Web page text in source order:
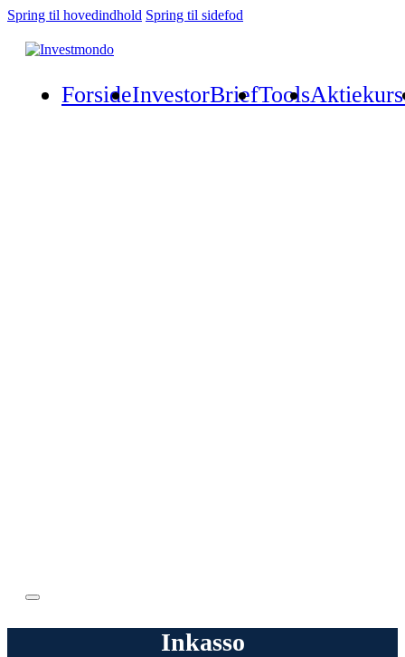
Spring til hovedindhold Spring til sidefod
ForsideInvestorBriefTools
Inkasso